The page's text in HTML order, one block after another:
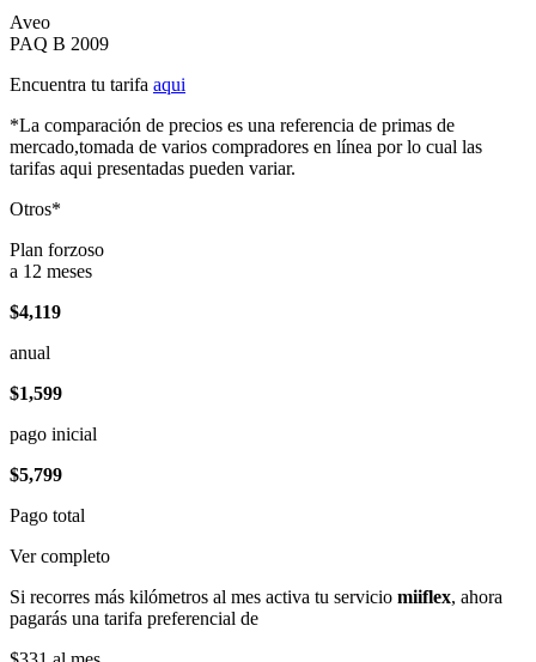
Aveo
PAQ B 2009
Encuentra tu tarifa aqui
*La comparación de precios es una referencia de primas de
mercado,tomada de varios compradores en línea por lo cual las
tarifas aqui presentadas pueden variar.
Otros*
Plan forzoso
a 12 meses
$4,119
anual
$1,599
pago inicial
$5,799
Pago total
Ver completo
Si recorres más kilómetros al mes activa tu servicio miiflex, ahora
pagarás una tarifa preferencial de